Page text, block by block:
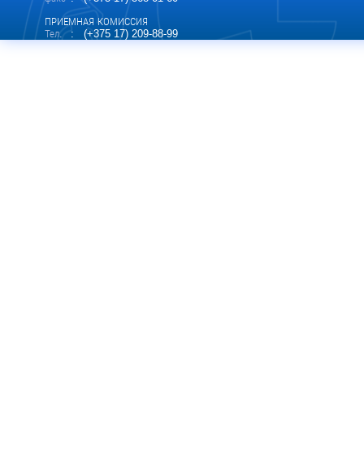
ПРИЕМНАЯ КОМИССИЯ
Тел.
: (+375 17) 209-88-99